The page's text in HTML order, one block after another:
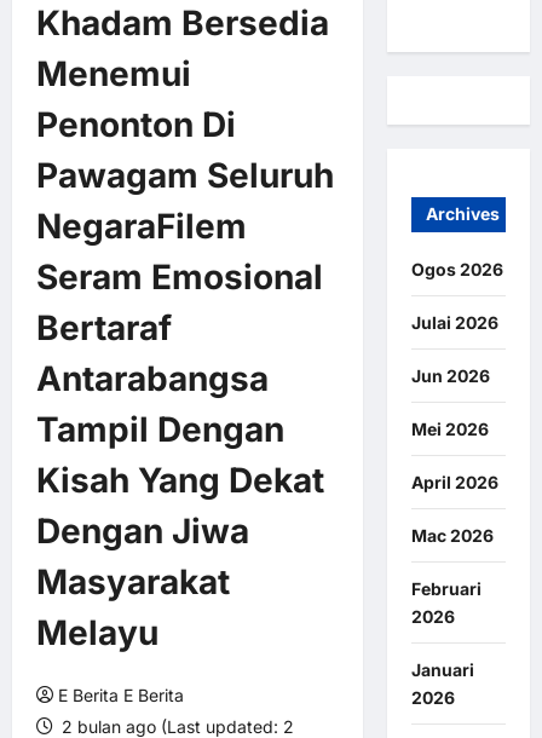
Khadam Bersedia
Menemui
Penonton Di
Pawagam Seluruh
NegaraFilem
Seram Emosional
Bertaraf
Antarabangsa
Tampil Dengan
Kisah Yang Dekat
Dengan Jiwa
Masyarakat
Melayu
E Berita E Berita
2 bulan ago (Last updated: 2
Archives
Ogos 2026
Julai 2026
Jun 2026
Mei 2026
April 2026
Mac 2026
Februari
2026
Januari
2026